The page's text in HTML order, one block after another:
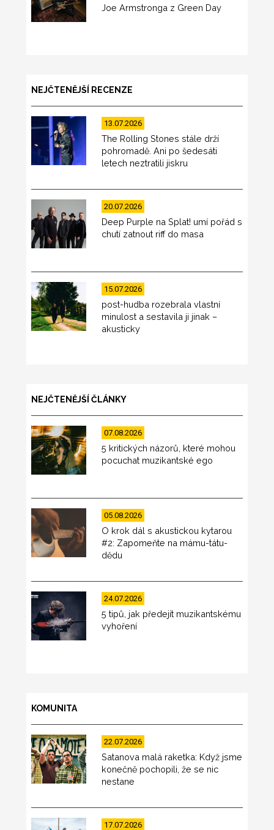
Joe Armstronga z Green Day
NEJČTENĚJŠÍ RECENZE
13.07.2026
The Rolling Stones stále drží
pohromadě. Ani po šedesáti
letech neztratili jiskru
20.07.2026
Deep Purple na Splat! umí pořád s
chutí zatnout riff do masa
15.07.2026
post-hudba rozebrala vlastní
minulost a sestavila ji jinak –
akusticky
NEJČTENĚJŠÍ ČLÁNKY
07.08.2026
5 kritických názorů, které mohou
pocuchat muzikantské ego
05.08.2026
O krok dál s akustickou kytarou
#2: Zapomeňte na mámu-tátu-
dědu
24.07.2026
5 tipů, jak předejít muzikantskému
vyhoření
KOMUNITA
22.07.2026
Satanova malá raketka: Když jsme
konečně pochopili, že se nic
nestane
17.07.2026